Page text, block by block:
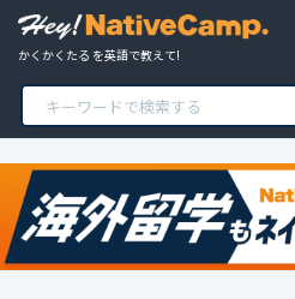
かくかくたる を英語で教えて!